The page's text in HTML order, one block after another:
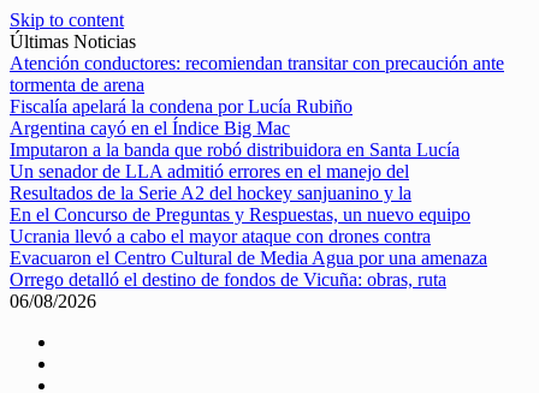
Skip to content
Últimas Noticias
Atención conductores: recomiendan transitar con precaución ante
tormenta de arena
Fiscalía apelará la condena por Lucía Rubiño
Argentina cayó en el Índice Big Mac
Imputaron a la banda que robó distribuidora en Santa Lucía
Un senador de LLA admitió errores en el manejo del
Resultados de la Serie A2 del hockey sanjuanino y la
En el Concurso de Preguntas y Respuestas, un nuevo equipo
Ucrania llevó a cabo el mayor ataque con drones contra
Evacuaron el Centro Cultural de Media Agua por una amenaza
Orrego detalló el destino de fondos de Vicuña: obras, ruta
06/08/2026